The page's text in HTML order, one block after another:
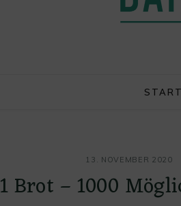
START
13. NOVEMBER 2020
1 Brot – 1000